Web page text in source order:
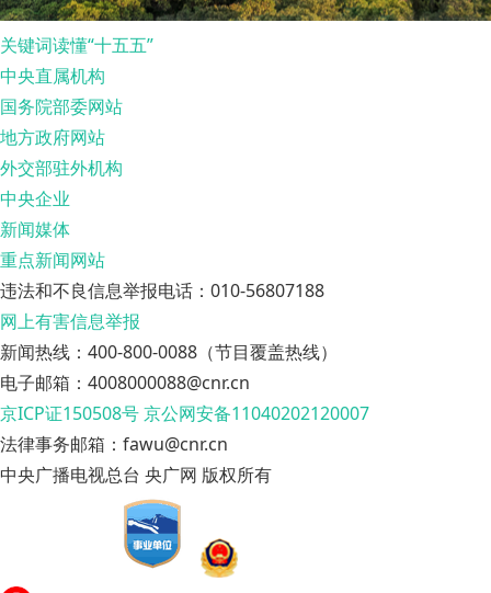
关键词读懂“十五五”
中央直属机构
国务院部委网站
地方政府网站
外交部驻外机构
中央企业
新闻媒体
重点新闻网站
违法和不良信息举报电话：010-56807188
网上有害信息举报
新闻热线：400-800-0088（节目覆盖热线）
电子邮箱：4008000088@cnr.cn
京ICP证150508号京公网安备11040202120007
法律事务邮箱：fawu@cnr.cn
中央广播电视总台 央广网 版权所有